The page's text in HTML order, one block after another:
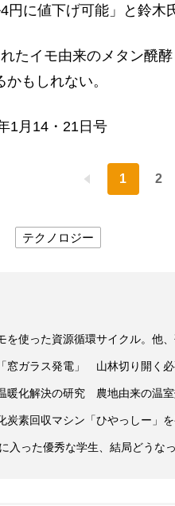
円に値下げ可能」と鈴木
たイモ由来のメタン醗
もしれない。
1月14・21日号
1 2
テクノロジー
を使った資源循環サイクル。他
窓ガラス発電」 山林切り開く
暖化解決の研究 農地由来の温
炭素回収マシン「ひやっしー」
入った優秀な学生、結局どうな